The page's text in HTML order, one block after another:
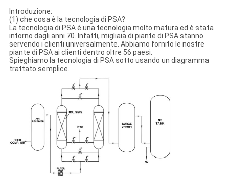
Introduzione:
(1) che cosa è la tecnologia di PSA?
La tecnologia di PSA è una tecnologia molto matura ed è stata
intorno dagli anni 70. Infatti, migliaia di piante di PSA stanno
servendo i clienti universalmente. Abbiamo fornito le nostre
piante di PSA ai clienti dentro oltre 56 paesi.
Spieghiamo la tecnologia di PSA sotto usando un diagramma
trattato semplice.